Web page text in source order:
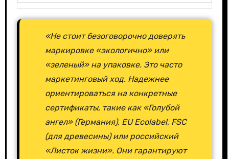
«Не стоит безоговорочно доверять
маркировке «экологично» или
«зеленый» на упаковке. Это часто
маркетинговый ход. Надежнее
ориентироваться на конкретные
сертификаты, такие как «Голубой
ангел» (Германия), EU Ecolabel, FSC
(для древесины) или российский
«Листок жизни». Они гарантируют